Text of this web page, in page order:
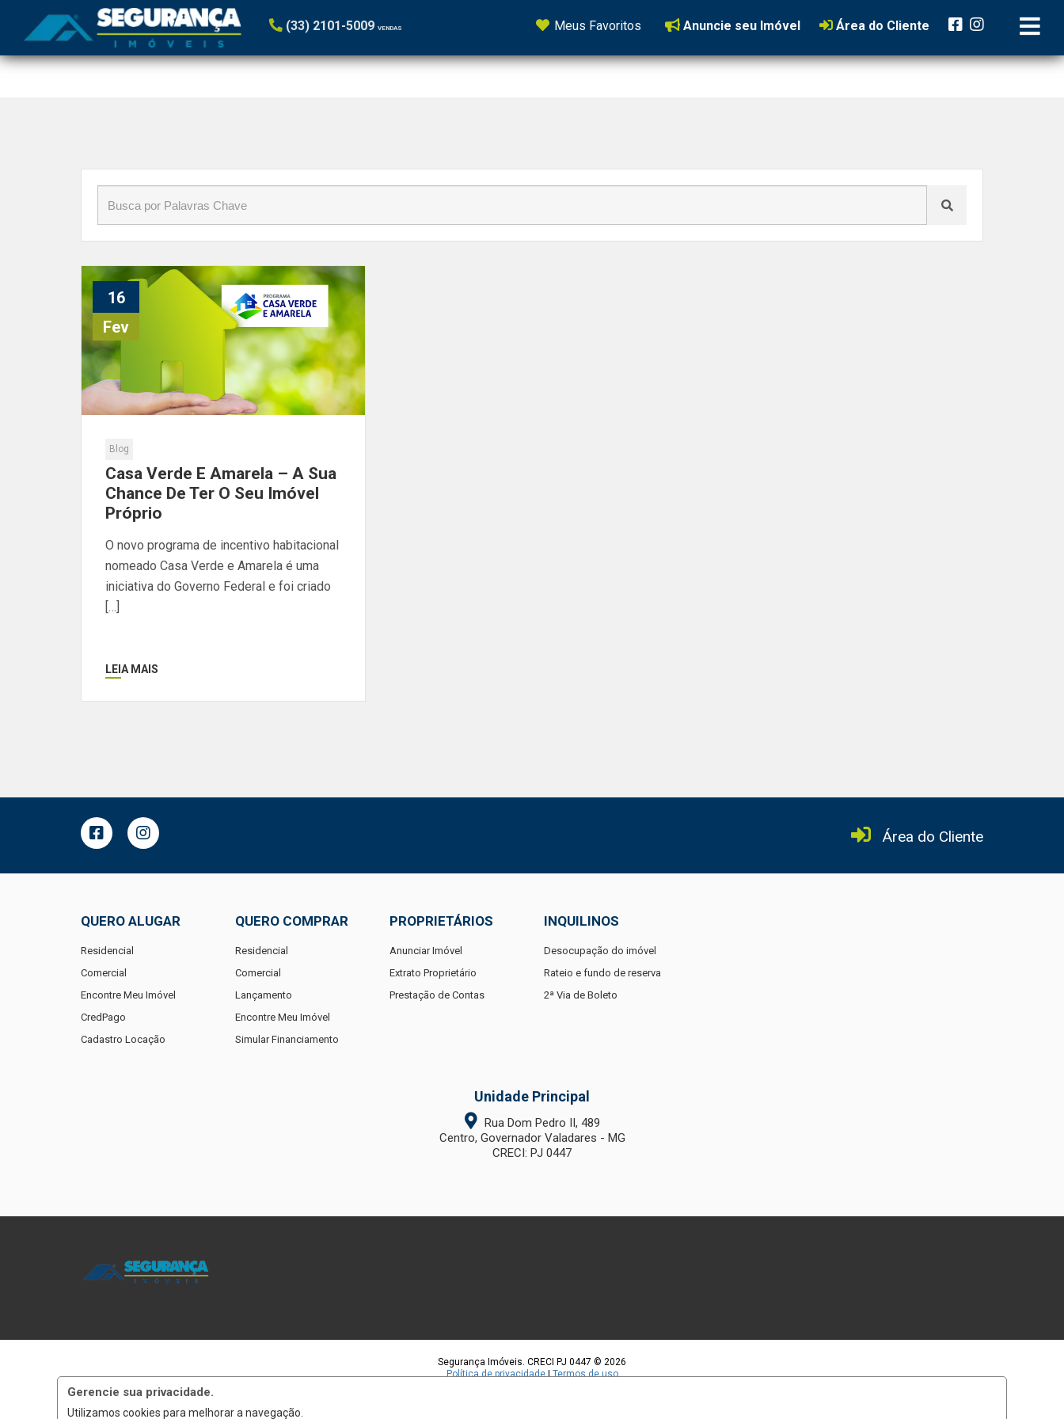
(33) 2101-5009 VENDAS Meus Favoritos Anuncie seu Imóvel Área do Cliente
Início » Blog» #ProgramaHabitacional
Gerencie sua privacidade.
Utilizamos cookies para melhorar a navegação.
16
Fev
Blog
Casa Verde E Amarela – A Sua
Chance De Ter O Seu Imóvel
Próprio
O novo programa de incentivo habitacional
nomeado Casa Verde e Amarela é uma
iniciativa do Governo Federal e foi criado
[…]
LEIA MAIS
Área do Cliente
QUERO ALUGAR
Residencial
Comercial
Encontre Meu Imóvel
CredPago
Cadastro Locação
QUERO COMPRAR
Residencial
Comercial
Lançamento
Encontre Meu Imóvel
Simular Financiamento
PROPRIETÁRIOS
Anunciar Imóvel
Extrato Proprietário
Prestação de Contas
INQUILINOS
Desocupação do imóvel
Rateio e fundo de reserva
2ª Via de Boleto
Unidade Principal
Rua Dom Pedro II, 489
Centro, Governador Valadares - MG
CRECI: PJ 0447
Segurança Imóveis. CRECI PJ 0447 © 2026
Política de privacidade|Termos de uso